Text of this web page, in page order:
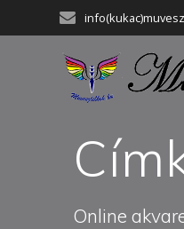
to
Online